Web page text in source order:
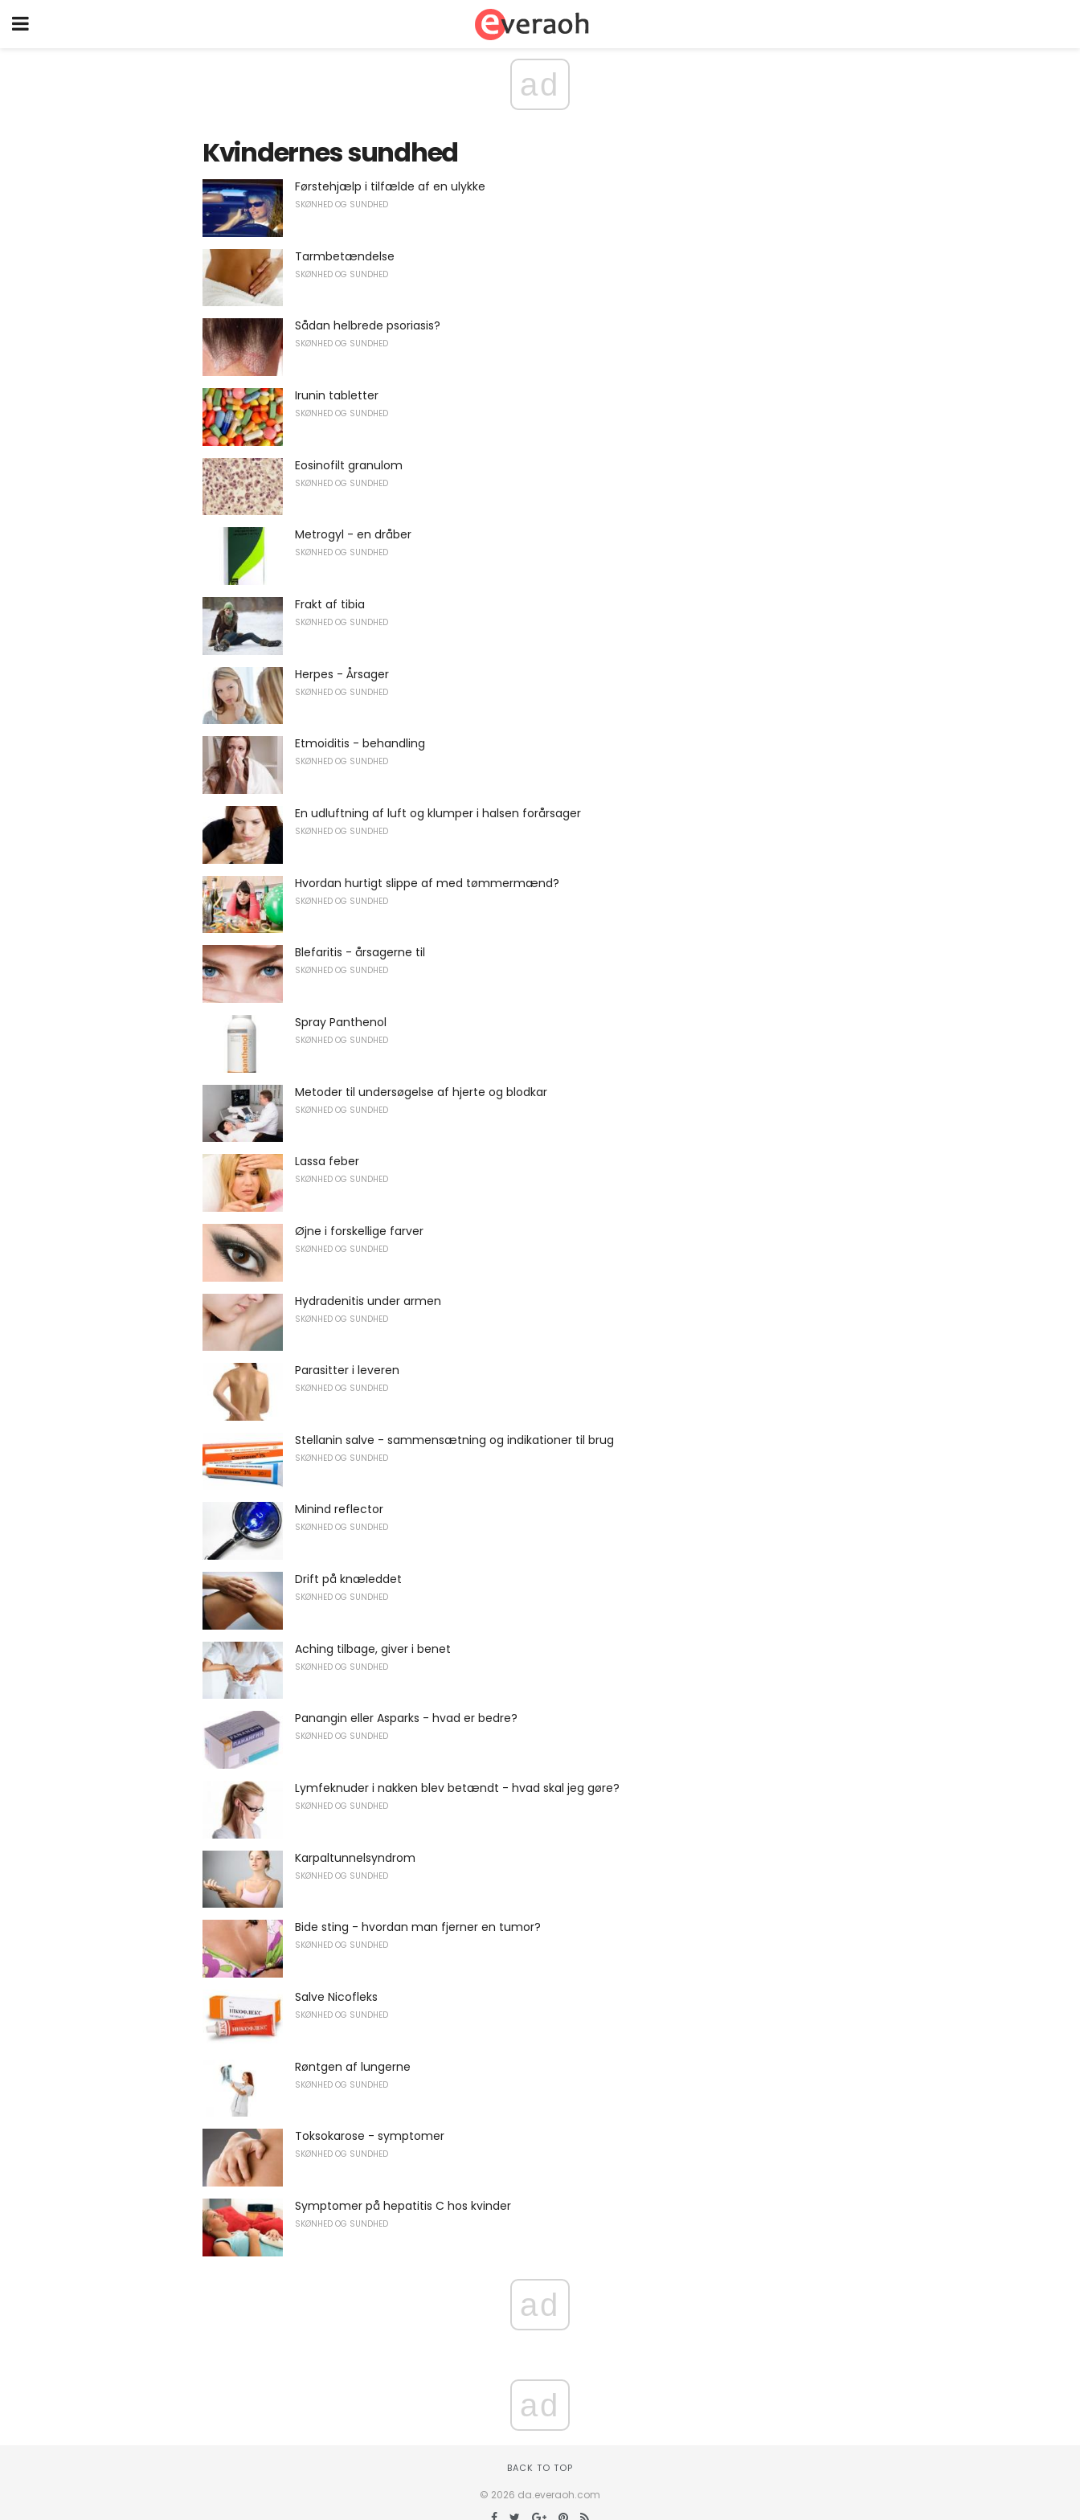
ad
Kvindernes sundhed
Førstehjælp i tilfælde af en ulykke
SKØNHED OG SUNDHED
Tarmbetændelse
SKØNHED OG SUNDHED
Sådan helbrede psoriasis?
SKØNHED OG SUNDHED
Irunin tabletter
SKØNHED OG SUNDHED
Eosinofilt granulom
SKØNHED OG SUNDHED
Metrogyl - en dråber
SKØNHED OG SUNDHED
Frakt af tibia
SKØNHED OG SUNDHED
Herpes - Årsager
SKØNHED OG SUNDHED
Etmoiditis - behandling
SKØNHED OG SUNDHED
En udluftning af luft og klumper i halsen forårsager
SKØNHED OG SUNDHED
Hvordan hurtigt slippe af med tømmermænd?
SKØNHED OG SUNDHED
Blefaritis - årsagerne til
SKØNHED OG SUNDHED
Spray Panthenol
SKØNHED OG SUNDHED
Metoder til undersøgelse af hjerte og blodkar
SKØNHED OG SUNDHED
Lassa feber
SKØNHED OG SUNDHED
Øjne i forskellige farver
SKØNHED OG SUNDHED
Hydradenitis under armen
SKØNHED OG SUNDHED
Parasitter i leveren
SKØNHED OG SUNDHED
Stellanin salve - sammensætning og indikationer til brug
SKØNHED OG SUNDHED
Minind reflector
SKØNHED OG SUNDHED
Drift på knæleddet
SKØNHED OG SUNDHED
Aching tilbage, giver i benet
SKØNHED OG SUNDHED
Panangin eller Asparks - hvad er bedre?
SKØNHED OG SUNDHED
Lymfeknuder i nakken blev betændt - hvad skal jeg gøre?
SKØNHED OG SUNDHED
Karpaltunnelsyndrom
SKØNHED OG SUNDHED
Bide sting - hvordan man fjerner en tumor?
SKØNHED OG SUNDHED
Salve Nicofleks
SKØNHED OG SUNDHED
Røntgen af ​​lungerne
SKØNHED OG SUNDHED
Toksokarose - symptomer
SKØNHED OG SUNDHED
Symptomer på hepatitis C hos kvinder
SKØNHED OG SUNDHED
ad
ad
BACK TO TOP
© 2026 da.everaoh.com